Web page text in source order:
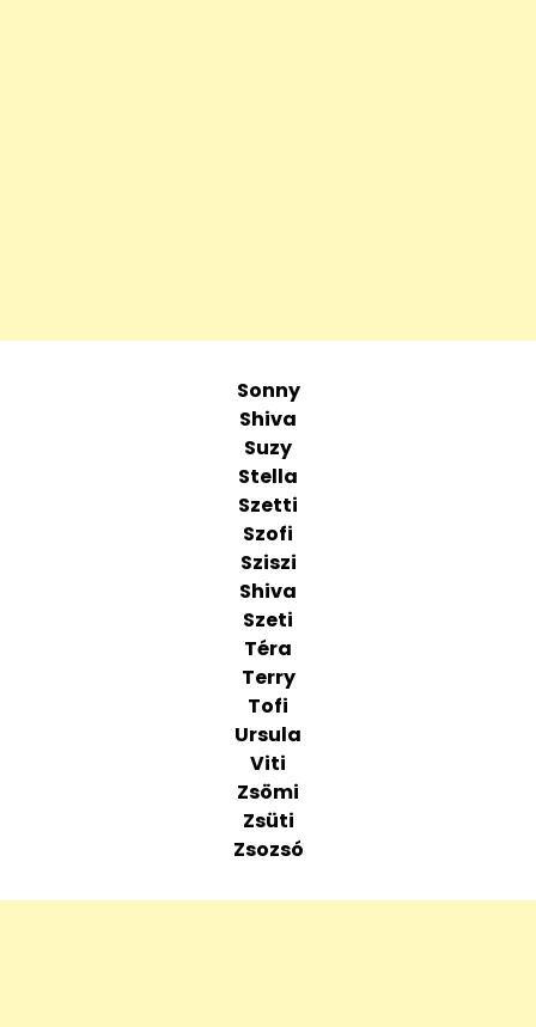
Sonny
Shiva
Suzy
Stella
Szetti
Szofi
Sziszi
Shiva
Szeti
Téra
Terry
Tofi
Ursula
Viti
Zsömi
Zsüti
Zsozsó